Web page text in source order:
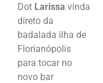
Dot Larissa vinda
direto da
badalada ilha de
Florianópolis
para tocar no
novo bar